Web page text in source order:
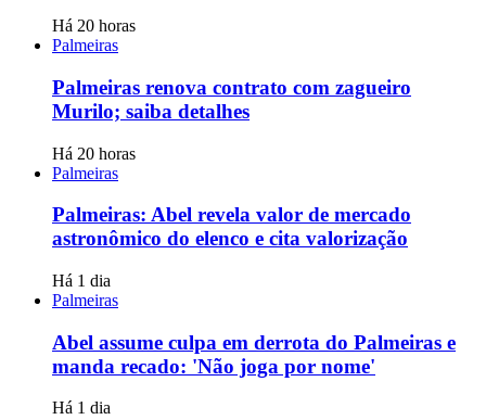
Há 20 horas
Palmeiras
Palmeiras renova contrato com zagueiro
Murilo; saiba detalhes
Há 20 horas
Palmeiras
Palmeiras: Abel revela valor de mercado
astronômico do elenco e cita valorização
Há 1 dia
Palmeiras
Abel assume culpa em derrota do Palmeiras e
manda recado: 'Não joga por nome'
Há 1 dia